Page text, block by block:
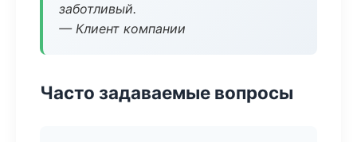
заботливый.
— Клиент компании
Часто задаваемые вопросы